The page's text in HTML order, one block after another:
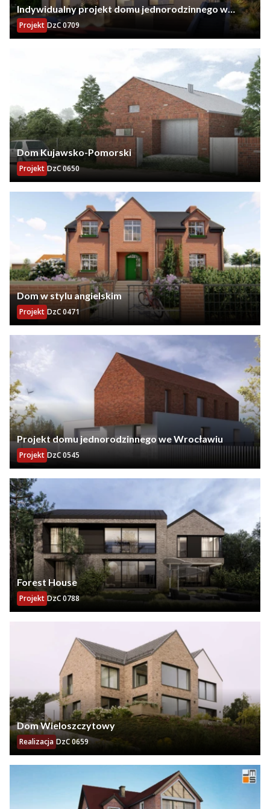
Indywidualny projekt domu jednorodzinnego w
zabudowie bliźniaczej w Gdańsku
Projekt DzC 0709
Dom Kujawsko-Pomorski
Projekt DzC 0650
Dom w stylu angielskim
Projekt DzC 0471
Projekt domu jednorodzinnego we Wrocławiu
Projekt DzC 0545
Forest House
Projekt DzC 0788
Dom Wieloszczytowy
Realizacja DzC 0659